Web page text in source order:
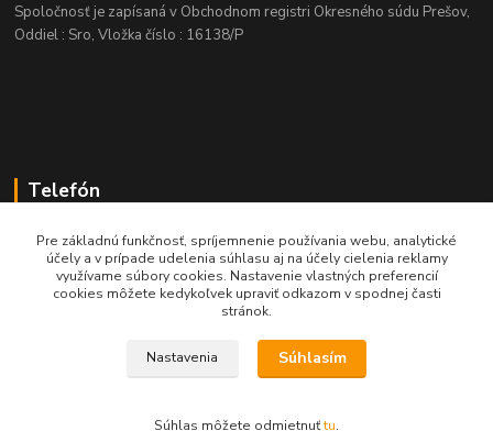
Spoločnosť je zapísaná v Obchodnom registri Okresného súdu Prešov,
Oddiel : Sro, Vložka číslo : 16138/P
Telefón
+421 905 622 625
obchod@nozeplus.sk
Pre základnú funkčnosť, spríjemnenie používania webu, analytické
účely a v prípade udelenia súhlasu aj na účely cielenia reklamy
využívame súbory cookies. Nastavenie vlastných preferencií
cookies môžete kedykoľvek upraviť odkazom v spodnej časti
stránok.
Nastavenia Súhlasím
Súhlas môžete odmietnuťtu.